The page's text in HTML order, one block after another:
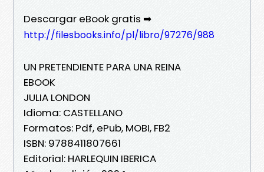
Descargar eBook gratis ➡
http://filesbooks.info/pl/libro/97276/988
UN PRETENDIENTE PARA UNA REINA
EBOOK
JULIA LONDON
Idioma: CASTELLANO
Formatos: Pdf, ePub, MOBI, FB2
ISBN: 9788411807661
Editorial: HARLEQUIN IBERICA